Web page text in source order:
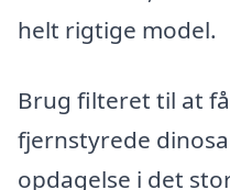
helt rigtige model.
Brug filteret til at
fjernstyrede
opdagelse i det